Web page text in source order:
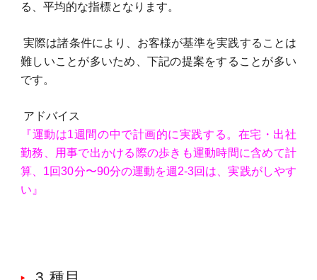
る、平均的な指標となります。
実際は諸条件により、お客様が基準を実践することは
難しいことが多いため、下記の提案をすることが多い
です。
アドバイス
『運動は1週間の中で計画的に実践する。在宅・出社
勤務、用事で出かける際の歩きも運動時間に含めて計
算、1回30分〜90分の運動を週2-3回は、実践がしやす
い』
3.種目